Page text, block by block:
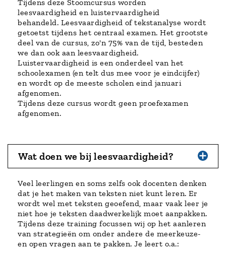
Tijdens deze Stoomcursus worden
leesvaardigheid en luistervaardigheid
behandeld. Leesvaardigheid of tekstanalyse wordt
getoetst tijdens het centraal examen. Het grootste
deel van de cursus, zo'n 75% van de tijd, besteden
we dan ook aan leesvaardigheid.
Luistervaardigheid is een onderdeel van het
schoolexamen (en telt dus mee voor je eindcijfer)
en wordt op de meeste scholen eind januari
afgenomen.
Tijdens deze cursus wordt geen proefexamen
afgenomen.
Wat doen we bij leesvaardigheid?
Veel leerlingen en soms zelfs ook docenten denken
dat je het maken van teksten niet kunt leren. Er
wordt wel met teksten geoefend, maar vaak leer je
niet hoe je teksten daadwerkelijk moet aanpakken.
Tijdens deze training focussen wij op het aanleren
van strategieën om onder andere de meerkeuze-
en open vragen aan te pakken. Je leert o.a.: